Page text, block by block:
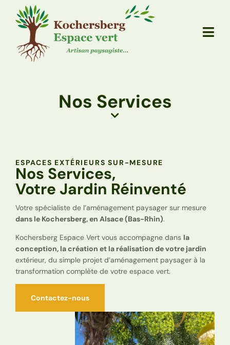
Nos Services
ESPACES EXTÉRIEURS SUR-MESURE
Nos Services,
Votre Jardin Réinventé
Votre spécialiste de l’aménagement paysager sur mesure
dans le Kochersberg, en Alsace (Bas-Rhin).
Kochersberg Espace Vert vous accompagne dans la
conception, la création et la réalisation de votre jardin
extérieur, du simple projet d’aménagement paysager à la
transformation complète de votre espace vert.
Contactez-nous